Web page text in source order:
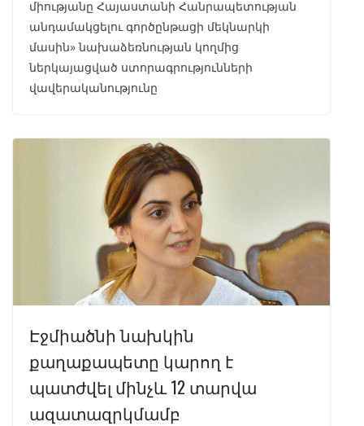
միությանը Հայաստանի Հանրապետության
անդամակցելու գործընթացի մեկնարկի
մասին» նախաձեռնության կողմից
ներկայացված ստորագրությունների
վավերականությունը
Էջմիածնի նախկին
քաղաքապետը կարող է
պատժվել մինչև 12 տարվա
ազատազրկմամբ